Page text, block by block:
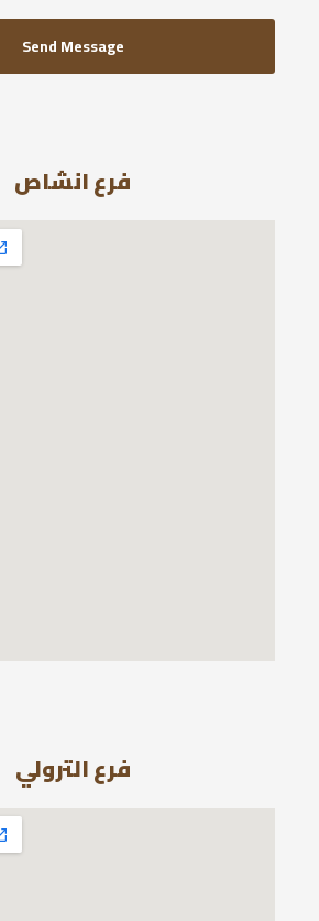
Send Message
فرع انشاص
فرع الترولي